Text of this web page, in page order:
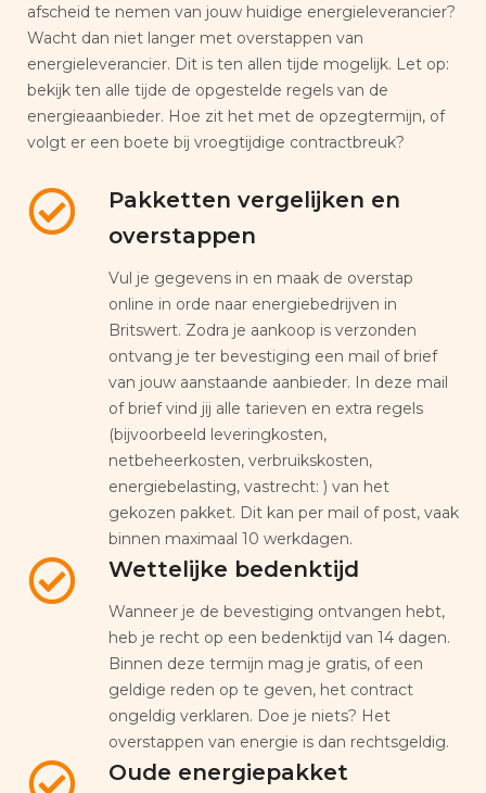
afscheid te nemen van jouw huidige energieleverancier?
Wacht dan niet langer met overstappen van
energieleverancier. Dit is ten allen tijde mogelijk. Let op:
bekijk ten alle tijde de opgestelde regels van de
energieaanbieder. Hoe zit het met de opzegtermijn, of
volgt er een boete bij vroegtijdige contractbreuk?
Pakketten vergelijken en
overstappen
Vul je gegevens in en maak de overstap
online in orde naar energiebedrijven in
Britswert. Zodra je aankoop is verzonden
ontvang je ter bevestiging een mail of brief
van jouw aanstaande aanbieder. In deze mail
of brief vind jij alle tarieven en extra regels
(bijvoorbeeld leveringkosten,
netbeheerkosten, verbruikskosten,
energiebelasting, vastrecht: ) van het
gekozen pakket. Dit kan per mail of post, vaak
binnen maximaal 10 werkdagen.
Wettelijke bedenktijd
Wanneer je de bevestiging ontvangen hebt,
heb je recht op een bedenktijd van 14 dagen.
Binnen deze termijn mag je gratis, of een
geldige reden op te geven, het contract
ongeldig verklaren. Doe je niets? Het
overstappen van energie is dan rechtsgeldig.
Oude energiepakket